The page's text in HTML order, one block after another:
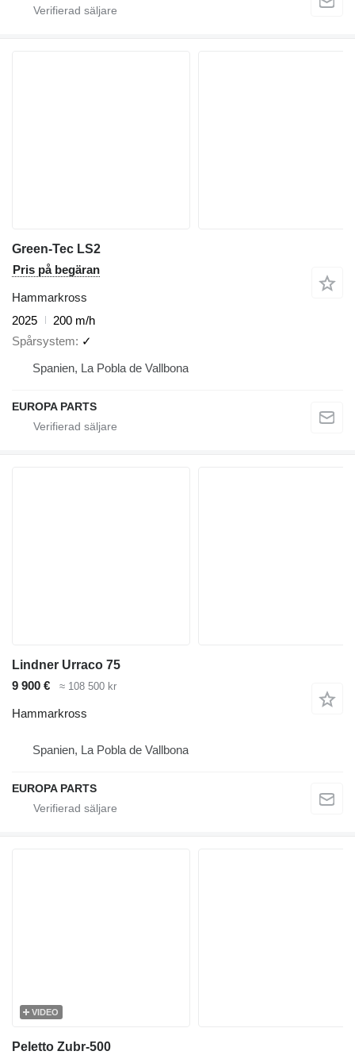
Green-Tec LS2
Pris på begäran
Hammarkross
2025
200 m/h
Spårsystem
✓
Spanien, La Pobla de Vallbona
EUROPA PARTS
Lindner Urraco 75
9 900 €
≈ 108 500 kr
Hammarkross
Spanien, La Pobla de Vallbona
EUROPA PARTS
VIDEO
Peletto Zubr-500